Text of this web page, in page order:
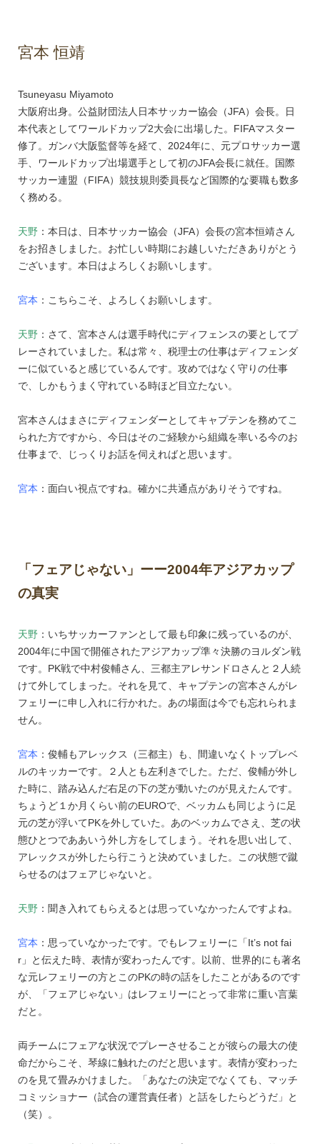
宮本 恒靖
Tsuneyasu Miyamoto
大阪府出身。公益財団法人日本サッカー協会（JFA）会長。日
本代表としてワールドカップ2大会に出場した。FIFAマスター
修了。ガンバ大阪監督等を経て、2024年に、元プロサッカー選
手、ワールドカップ出場選手として初のJFA会長に就任。国際
サッカー連盟（FIFA）競技規則委員長など国際的な要職も数多
く務める。
天野 ：本日は、日本サッカー協会（JFA）会長の宮本恒靖さん
をお招きしました。お忙しい時期にお越しいただきありがとう
ございます。本日はよろしくお願いします。
宮本 ：こちらこそ、よろしくお願いします。
天野 ：さて、宮本さんは選手時代にディフェンスの要としてプ
レーされていました。私は常々、税理士の仕事はディフェンダ
ーに似ていると感じているんです。攻めではなく守りの仕事
で、しかもうまく守れている時ほど目立たない。
宮本さんはまさにディフェンダーとしてキャプテンを務めてこ
られた方ですから、今日はそのご経験から組織を率いる今のお
仕事まで、じっくりお話を伺えればと思います。
宮本 ：面白い視点ですね。確かに共通点がありそうですね。
「フェアじゃない」ーー2004年アジアカップ
の真実
天野 ：いちサッカーファンとして最も印象に残っているのが、
2004年に中国で開催されたアジアカップ準々決勝のヨルダン戦
です。PK戦で中村俊輔さん、三都主アレサンドロさんと２人続
けて外してしまった。それを見て、キャプテンの宮本さんがレ
フェリーに申し入れに行かれた。あの場面は今でも忘れられま
せん。
宮本 ：俊輔もアレックス（三都主）も、間違いなくトップレベ
ルのキッカーです。２人とも左利きでした。ただ、俊輔が外し
た時に、踏み込んだ右足の下の芝が動いたのが見えたんです。
ちょうど１か月くらい前のEUROで、ベッカムも同じように足
元の芝が浮いてPKを外していた。あのベッカムでさえ、芝の状
態ひとつでああいう外し方をしてしまう。それを思い出して、
アレックスが外したら行こうと決めていました。この状態で蹴
らせるのはフェアじゃないと。
天野 ：聞き入れてもらえるとは思っていなかったんですよね。
宮本 ：思っていなかったです。でもレフェリーに「It’s not fai
r」と伝えた時、表情が変わったんです。以前、世界的にも著名
な元レフェリーの方とこのPKの時の話をしたことがあるのです
が、「フェアじゃない」はレフェリーにとって非常に重い言葉
だと。
両チームにフェアな状況でプレーさせることが彼らの最大の使
命だからこそ、琴線に触れたのだと思います。表情が変わった
のを見て畳みかけました。「あなたの決定でなくても、マッチ
コミッショナー（試合の運営責任者）と話をしたらどうだ」と
（笑）。